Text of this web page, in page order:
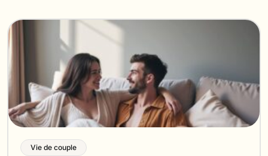
Vie de couple